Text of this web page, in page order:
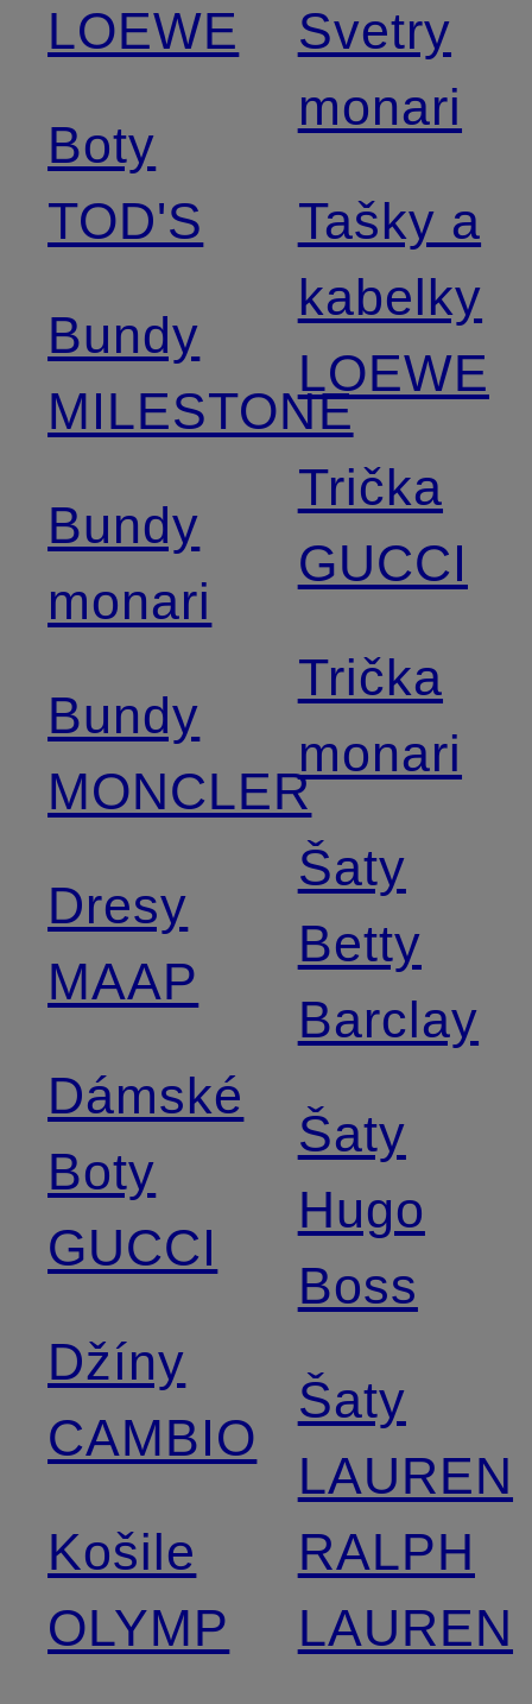
LOEWE
Boty
TOD'S
Bundy
MILESTONE
Bundy
monari
Bundy
MONCLER
Dresy
MAAP
Dámské
Boty
GUCCI
Džíny
CAMBIO
Košile
OLYMP
Svetry
monari
Tašky a
kabelky
LOEWE
Trička
GUCCI
Trička
monari
Šaty
Betty
Barclay
Šaty
Hugo
Boss
Šaty
LAUREN
RALPH
LAUREN